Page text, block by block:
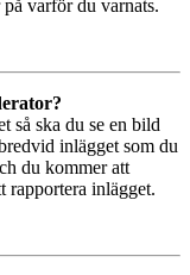
varför du varnats.
så ska du se en bild
inlägget som du
du kommer att
rapportera inlägget.